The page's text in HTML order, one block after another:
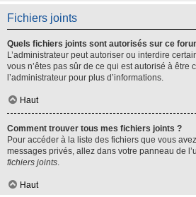
Fichiers joints
Quels fichiers joints sont autorisés sur ce
L’administrateur peut autoriser ou interdire
vous n’êtes pas sûr de ce qui est autorisé à être
l’administrateur pour plus d’informations.
Haut
Comment trouver tous mes fichiers joints ?
Pour accéder à la liste des fichiers que vous
messages privés, allez dans votre panneau de
fichiers joints.
Haut